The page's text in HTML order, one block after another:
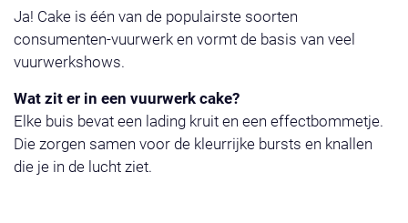
Ja! Cake is één van de populairste soorten
consumenten-vuurwerk en vormt de basis van veel
vuurwerkshows.
Wat zit er in een vuurwerk cake?
Elke buis bevat een lading kruit en een effectbommetje.
Die zorgen samen voor de kleurrijke bursts en knallen
die je in de lucht ziet.